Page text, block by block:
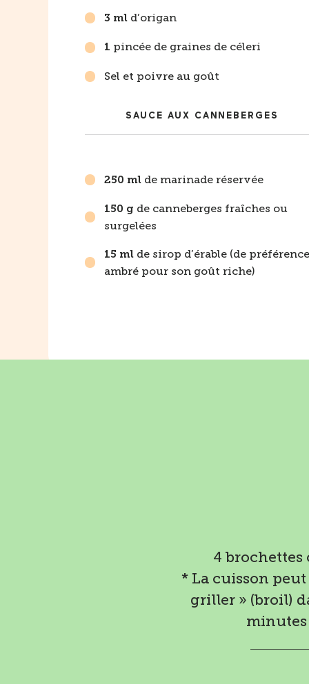
3 ml d’origan
1 pincée de graines de céleri
Sel et poivre au goût
SAUCE AUX CANNEBERGES
250 ml de marinade réservée
150 g de canneberges fraîches ou
surgelées
15 ml de sirop d’érable (de
ambré pour son goût riche)
4
* La cuisson
griller » (broil)